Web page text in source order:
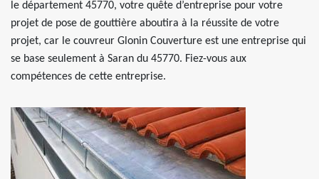
le département 45770, votre quête d’entreprise pour votre
projet de pose de gouttière aboutira à la réussite de votre
projet, car le couvreur Glonin Couverture est une entreprise qui
se base seulement à Saran du 45770. Fiez-vous aux
compétences de cette entreprise.